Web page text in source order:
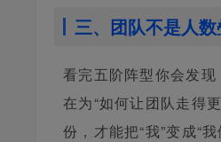
三、团队不是人
看完五阶阵型你会发
在为“如何让团队走得
份，才能把“我”变成“我